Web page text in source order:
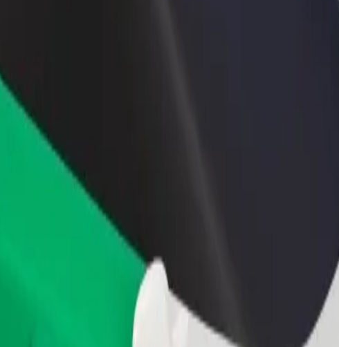
ar
klientų ir
„Bolt for
Atskirų
„Bolt“
| „Bolt“
Eatery? Peržiūrėkite mūsų teikiamas paslaugas ir išsirinkite
Atsisiųsti programėlę